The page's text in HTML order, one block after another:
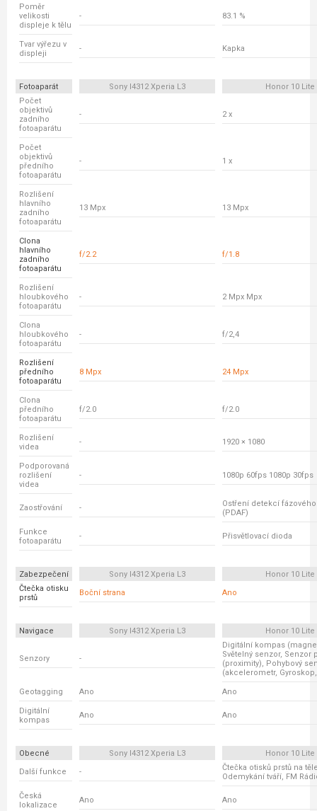
Poměr
velikosti
displeje k tělu
- 83.1 %
Tvar výřezu v
displeji
- Kapka
Fotoaparát Sony I4312 Xperia L3
Honor 10 Lite
Počet
objektivů
zadního
fotoaparátu
- 2 x
Počet
objektivů
předního
fotoaparátu
- 1 x
Rozlišení
hlavního
zadního
fotoaparátu
13 Mpx 13 Mpx
Clona
hlavního
zadního
fotoaparátu
f/2.2 f/1.8
Rozlišení
hloubkového
fotoaparátu
- 2 Mpx Mpx
Clona
hloubkového
fotoaparátu
- f/2,4
Rozlišení
předního
fotoaparátu
8 Mpx 24 Mpx
Clona
předního
fotoaparátu
f/2.0 f/2.0
Rozlišení
videa
- 1920 × 1080
Podporovaná
rozlišení
videa
- 1080p 60fps 1080p 30fps
Zaostřování -
Ostření detekcí
(PDAF)
Funkce
fotoaparátu
- Přisvětlovací dioda
Zabezpečení Sony I4312 Xperia L3
Honor 10 Lite
Čtečka otisku
prstů
Boční strana Ano
Navigace Sony I4312 Xperia L3 Honor 10 Lite
Senzory -
Digitální kompas
Světelný senzor, Senzor
(proximity), Pohybový
(akcelerometr,
Geotagging Ano Ano
Digitální
kompas
Ano Ano
Obecné Sony I4312 Xperia L3
Honor 10 Lite
Další funkce
-
Čtečka otisků prstů na
Odemykání tváří, FM
Česká
lokalizace
Ano Ano